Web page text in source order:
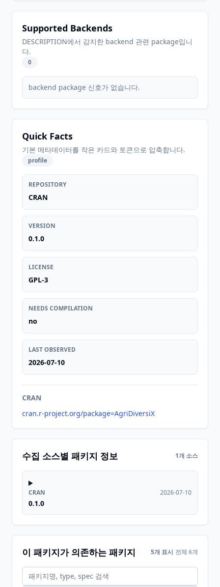
Supported Backends
DESCRIPTION에서 감지한 backend 관련 package입니
다.
0
backend package 신호가 없습니다.
Quick Facts
기본 메타데이터를 작은 카드와 토큰으로 압축합니다.
profile
REPOSITORY
CRAN
VERSION
0.1.0
LICENSE
GPL-3
NEEDS COMPILATION
no
LAST OBSERVED
2026-07-10
CRAN
cran.r-project.org/package=AgriDiversiX
수집 소스별 패키지 정보 1개 소스
CRAN
0.1.0
2026-07-10
이 패키지가 의존하는 패키지 5개 표시 전체 6개